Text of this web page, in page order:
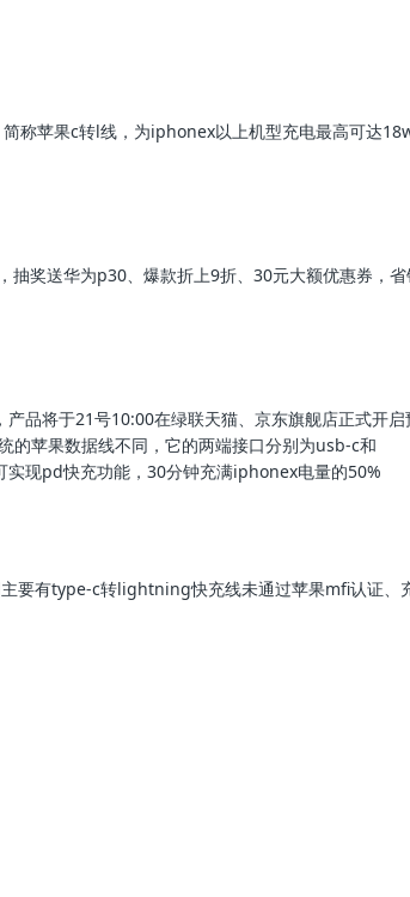
苹果c转l线，为iphonex以上机型充电最高可达
奖送华为p30、爆款折上9折、30元大额优惠券，
品将于21号10:00在绿联天猫、京东旗舰店正式开启
苹果数据线不同，它的两端接口分别为usb-c和
现pd快充功能，30分钟充满iphonex电量的50%
要有type-c转lightning快充线未通过苹果mfi认证、